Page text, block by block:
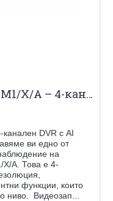
Hikvision iDS-7204HUHI-M1/X/A – 4-канален DVR с AI функции и 8MP поддръжка
DVR с AI
ви едно от
на
X/A. Това е 4-
функции, които
ниво. Видеозап...